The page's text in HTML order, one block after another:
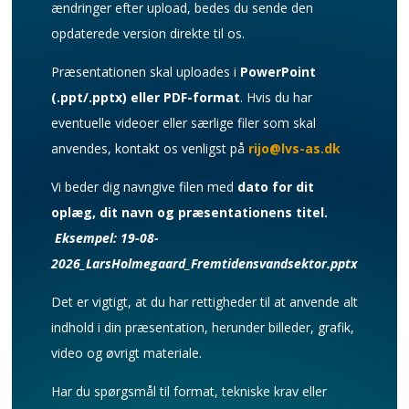
Særlige gæster afholder som udgangspunkt selv
udgifter til hotel og overnatning, medmindre
Eventuelle ekstra personer afholder altid selv
deres overnatningsudgifter.
5. Markedsføring og profilmateriale
(oplægsholdere)
du, at din biografi og dit profilbillede anvendes i
forbindelse med markedsføring af Klimatopmødet
2026, herunder på hjemmeside, sociale medier og
i programmateriale.
Biografi og profilbillede er en forudsætning for
deltagelse som oplægsholder/paneldebattør.
6. Datahåndtering og kommunikation
De oplysninger, du afgiver i forbindelse med
tilmeldingen, behandles i overensstemmelse med
gældende GDPR-regler og opbevares, så længe
opfølgning på Det Nationale Klimatopmøde samt
andre arrangementer og aktiviteter afholdt af
ændringer efter upload, bedes du sende den
opdaterede version direkte til os.
Præsentationen skal uploades i PowerPoint
(.ppt/.pptx) eller PDF-format. Hvis du har
eventuelle videoer eller særlige filer som skal
anvendes, kontakt os venligst på rijo@lvs-as.dk
Vi beder dig navngive filen med dato for dit
oplæg, dit navn og præsentationens titel.
Eksempel: 19-08-
2026_LarsHolmegaard_Fremtidensvandsektor.pptx
Det er vigtigt, at du har rettigheder til at anvende alt
indhold i din præsentation, herunder billeder, grafik,
video og øvrigt materiale.
Har du spørgsmål til format, tekniske krav eller